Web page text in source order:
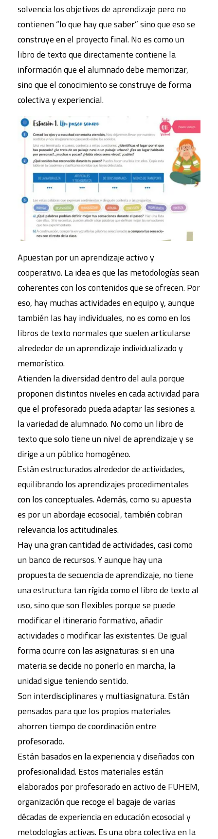
solvencia los objetivos de aprendizaje pero no
contienen “lo que hay que saber” sino que eso se
construye en el proyecto final.No es como un
libro de texto que directamente contiene la
información que el alumnado debe memorizar,
sino que el conocimiento se construye de forma
colectiva y experiencial.
Apuestan por un aprendizaje activo y
cooperativo. La idea es que las metodologías sean
coherentes con los contenidos que se ofrecen. Por
eso, hay muchas actividades en equipo y, aunque
también las hay individuales, no es como en los
libros de texto normales que suelen articularse
alrededor de un aprendizaje individualizado y
memorístico.
Atienden la diversidad dentro del aula porque
proponen distintos niveles en cada actividad para
que el profesorado pueda adaptar las sesiones a
la variedad de alumnado. No como un libro de
texto que solo tiene un nivel de aprendizaje y se
dirige a un público homogéneo.
Están estructurados alrededor de actividades,
equilibrando los aprendizajes procedimentales
con los conceptuales. Además, como su apuesta
es por un abordaje ecosocial, también cobran
relevancia los actitudinales.
Hay una gran cantidad de actividades, casi como
un banco de recursos. Y aunque hay una
propuesta de secuencia de aprendizaje, no tiene
una estructura tan rígida como el libro de texto al
uso, sino que son flexibles porque se puede
modificar el itinerario formativo, añadir
actividades o modificar las existentes. De igual
forma ocurre con las asignaturas: si en una
materiase decide no ponerlo en marcha, la
unidad sigue teniendo sentido.
Son interdisciplinaresymultiasignatura. Están
pensados para que los propios materiales
ahorren tiempo de coordinación entre
profesorado.
Están basados en la experiencia y diseñados con
profesionalidad. Estos materiales están
elaborados porprofesorado en activo de FUHEM,
organización que recoge el bagaje de varias
décadas de experiencia en educación ecosocial y
metodologías activas. Es una obra colectiva en la